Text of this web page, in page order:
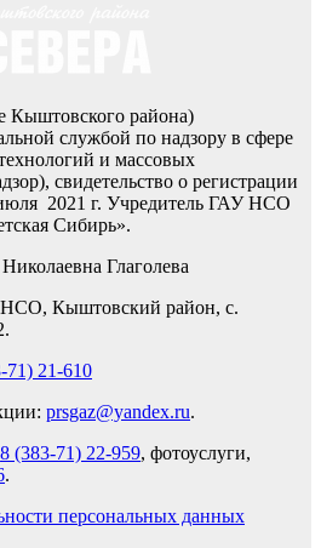
Кыштовского района)
службой по надзору в сфере
и массовых
свидетельство о регистрации
2021 г. Учредитель ГАУ НСО
Сибирь».
Глаголева
НСО, Кыштовский район, с.
71) 21-610
prsgaz@yandex.ru.
8 (383-71) 22-959, фотоуслуги,
.
персональных данных